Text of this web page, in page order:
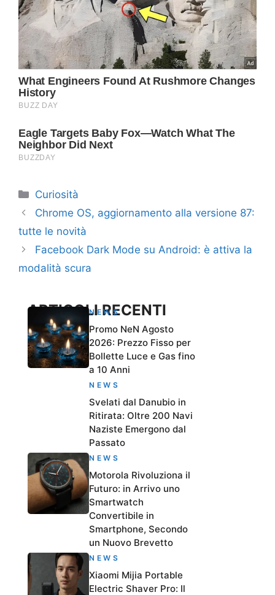
Categorie
Curiosità
Chrome OS, aggiornamento alla versione 87:
tutte le novità
Facebook Dark Mode su Android: è attiva la
modalità scura
ARTICOLI RECENTI
NEWS
Promo NeN Agosto
2026: Prezzo Fisso per
Bollette Luce e Gas fino
a 10 Anni
NEWS
Svelati dal Danubio in
Ritirata: Oltre 200 Navi
Naziste Emergono dal
Passato
NEWS
Motorola Rivoluziona il
Futuro: in Arrivo uno
Smartwatch
Convertibile in
Smartphone, Secondo
un Nuovo Brevetto
NEWS
Xiaomi Mijia Portable
Electric Shaver Pro: Il